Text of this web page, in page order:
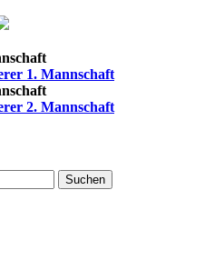
1. Mannschaft
2. Mannschaft
Suchen